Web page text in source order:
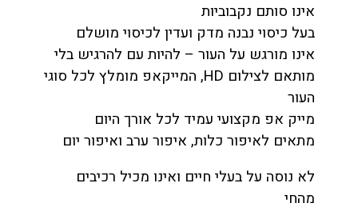
אינו סותם נקבוביות
בעל כיסוי נבנה מדק ועדין לכיסוי מושלם
אינו מורגש על העור – להיות עם להרגיש בלי
מותאם לצילום HD, המייקאפ מומלץ לכל סוגי
העור
מייק אפ מקצועי עמיד לכל אורך היום
מתאים לאיפור כלות, איפור ערב ואיפור יום
לא נוסה על בעלי חיים ואינו מכיל רכיבים
מהחי